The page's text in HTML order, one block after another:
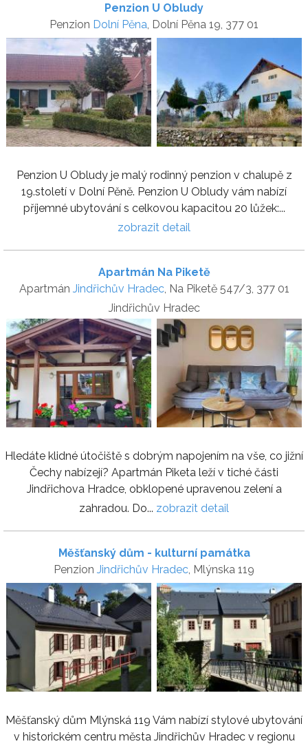
Penzion U Obludy
Penzion Dolní Pěna , Dolní Pěna 19, 377 01
Penzion U Obludy je malý rodinný penzion v chalupě z
19.století v Dolní Pěně. Penzion U Obludy vám nabízí
příjemné ubytování s celkovou kapacitou 20 lůžek:...
zobrazit detail
Apartmán Na Piketě
Apartmán Jindřichův Hradec, Na Piketě 547/3, 377 01
Jindřichův Hradec
Hledáte klidné útočiště s dobrým napojením na vše, co jižní
Čechy nabízejí? Apartmán Piketa leží v tiché části
Jindřichova Hradce, obklopené upravenou zelení a
zahradou. Do... zobrazit detail
Měšťanský dům - kulturní památka
Penzion Jindřichův Hradec, Mlýnska 119
Měšťanský dům Mlýnská 119 Vám nabízí stylové ubytování
v historickém centru města Jindřichův Hradec v regionu